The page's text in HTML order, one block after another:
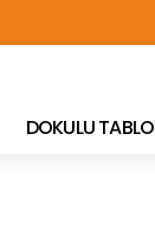
DOKULU TABLO